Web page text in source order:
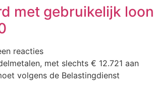
met gebruikelijk loon
reacties
met slechts € 12.721 aan
volgens de Belastingdienst